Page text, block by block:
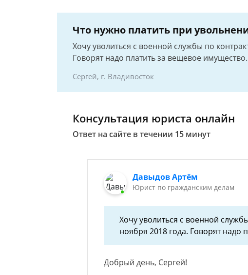
Что нужно платить при
Хочу уволиться с военной службы по
Говорят надо платить за вещевое имущество.
Сергей, г. Владивосток
Консультация юриста онлайн
Ответ на сайте в течении 15 минут
Давыдов Артём
Юрист по гражданским делам
Хочу уволиться с военной
ноября 2018 года. Говорят надо
Добрый день, Сергей!